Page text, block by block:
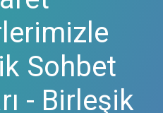
Sohbet
- Birleşik